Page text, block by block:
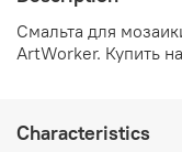
Смальта для
ArtWorker. Купить
Characteristics